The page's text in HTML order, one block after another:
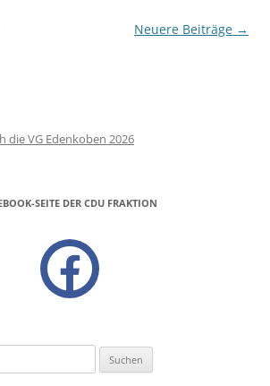
Neuere Beiträge →
die VG Edenkoben 2026
SEITE DER CDU FRAKTION
facebook